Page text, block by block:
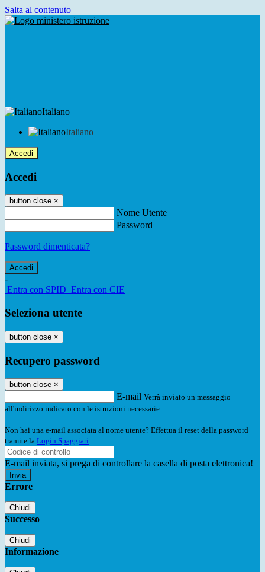
Salta al contenuto
Italiano
Italiano
Accedi
Accedi
button close ×
Nome Utente
Password
Password dimenticata?
-
Entra con SPID Entra con CIE
Seleziona utente
button close ×
Recupero password
button close ×
E-mail Verrà inviato un messaggio
all'indirizzo indicato con le istruzioni necessarie.
Non hai una e-mail associata al nome utente? Effettua il reset della password
tramite la Login Spaggiari
E-mail inviata, si prega di controllare la casella di posta elettronica!
Errore
Chiudi
Successo
Chiudi
Informazione